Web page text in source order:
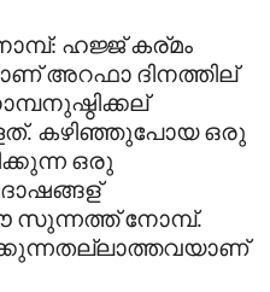
: ഹജ്ജ് കര്മം
അറഫാ ദിനത്തില്
. കഴിഞ്ഞുപോയ ഒരു
ഒരു
സുന്നത്ത് നോമ്പ്.